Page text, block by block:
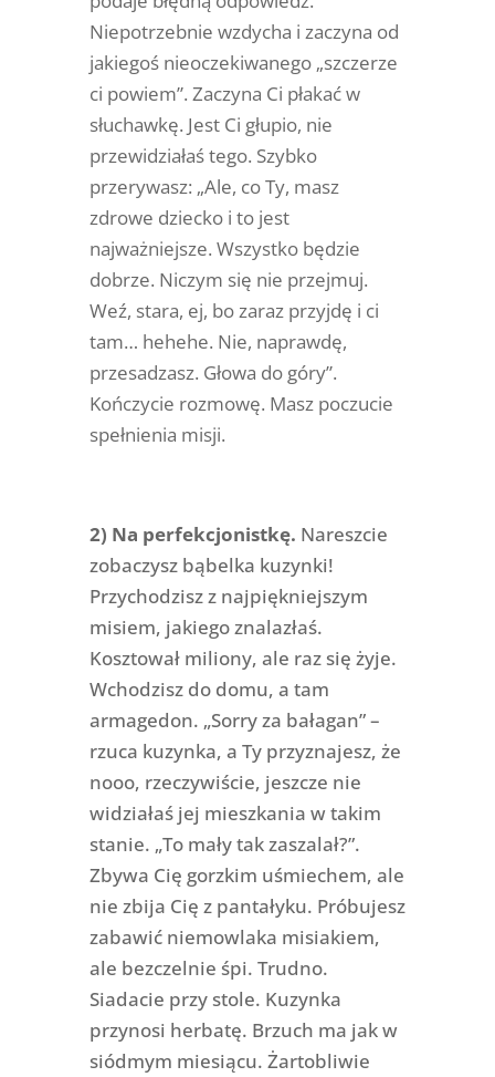
Niepotrzebnie wzdycha i zaczyna od
jakiegoś nieoczekiwanego „szczerze
ci powiem”. Zaczyna Ci płakać w
słuchawkę. Jest Ci głupio, nie
przewidziałaś tego. Szybko
przerywasz: „Ale, co Ty, masz
zdrowe dziecko i to jest
najważniejsze. Wszystko będzie
dobrze. Niczym się nie przejmuj.
Weź, stara, ej, bo zaraz przyjdę i ci
tam… hehehe. Nie, naprawdę,
przesadzasz. Głowa do góry”.
Kończycie rozmowę. Masz poczucie
spełnienia misji.
2) Na perfekcjonistkę. Nareszcie
zobaczysz bąbelka kuzynki!
Przychodzisz z najpiękniejszym
misiem, jakiego znalazłaś.
Kosztował miliony, ale raz się żyje.
Wchodzisz do domu, a tam
armagedon. „Sorry za bałagan” –
rzuca kuzynka, a Ty przyznajesz, że
nooo, rzeczywiście, jeszcze nie
widziałaś jej mieszkania w takim
stanie. „To mały tak zaszalał?”.
Zbywa Cię gorzkim uśmiechem, ale
nie zbija Cię z pantałyku. Próbujesz
zabawić niemowlaka misiakiem,
ale bezczelnie śpi. Trudno.
Siadacie przy stole. Kuzynka
przynosi herbatę. Brzuch ma jak w
siódmym miesiącu. Żartobliwie